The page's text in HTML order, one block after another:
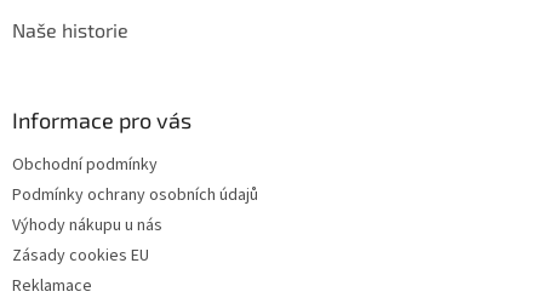
Naše historie
Informace pro vás
Obchodní podmínky
Podmínky ochrany osobních údajů
Výhody nákupu u nás
Zásady cookies EU
Reklamace